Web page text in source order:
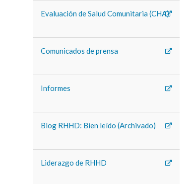
Evaluación de Salud Comunitaria (CHA)
Comunicados de prensa
Informes
Blog RHHD: Bien leído (Archivado)
Liderazgo de RHHD